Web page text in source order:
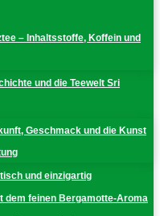
– Inhaltsstoffe, Koffein und
und die Teewelt Sri
Geschmack und die Kunst
und einzigartig
dem feinen Bergamotte-Aroma